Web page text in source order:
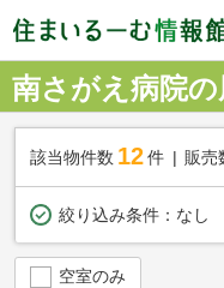
南さがえ病院
該当物件数 12件 販売
絞り込み条件： なし
空室のみ